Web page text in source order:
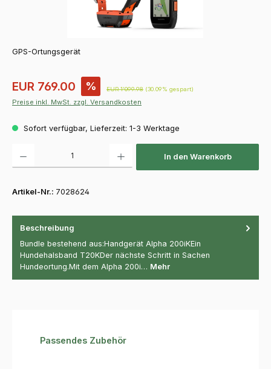
GPS-Ortungsgerät
Verkaufspreis:
EUR 769.00 % Regulärer Preis:
EUR 1’099.98 (30.09% gespart)
Preise inkl. MwSt. zzgl. Versandkosten
Sofort verfügbar, Lieferzeit: 1-3 Werktage
In den Warenkorb
Artikel-Nr.: 7028624
Beschreibung
Bundle bestehend aus:Handgerät Alpha 200iKEin
Hundehalsband T20KDer nächste Schritt in Sachen
Hundeortung.Mit dem Alpha 200i… Mehr
Produktgalerie überspringen
Passendes Zubehör